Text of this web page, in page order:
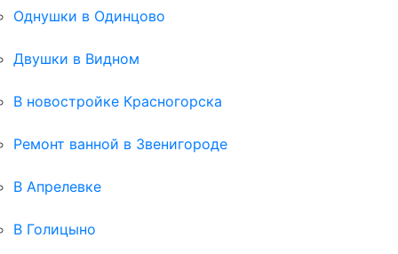
Однушки в Одинцово
Двушки в Видном
В новостройке Красногорска
Ремонт ванной в Звенигороде
В Апрелевке
В Голицыно